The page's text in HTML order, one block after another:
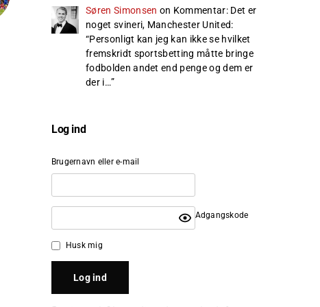
Søren Simonsen on Kommentar: Det er
noget svineri, Manchester United:
“Personligt kan jeg kan ikke se hvilket
fremskridt sportsbetting måtte bringe
fodbolden andet end penge og dem er
der i…”
Log ind
Brugernavn eller e-mail
Adgangskode
Husk mig